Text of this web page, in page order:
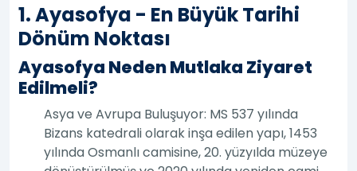
1. Ayasofya - En Büyük Tarihi
Dönüm Noktası
Ayasofya Neden Mutlaka Ziyaret
Edilmeli?
Asya ve Avrupa Buluşuyor: MS 537 yılında
Bizans katedrali olarak inşa edilen yapı, 1453
yılında Osmanlı camisine, 20. yüzyılda müzeye